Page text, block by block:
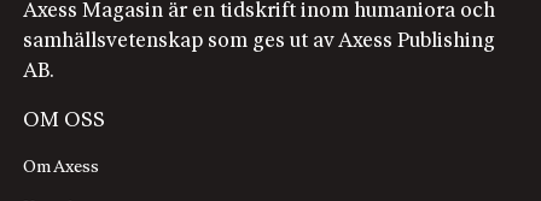
Axess Magasin är en tidskrift inom humaniora och
samhällsvetenskap som ges ut av Axess Publishing
AB.
OM OSS
Om Axess